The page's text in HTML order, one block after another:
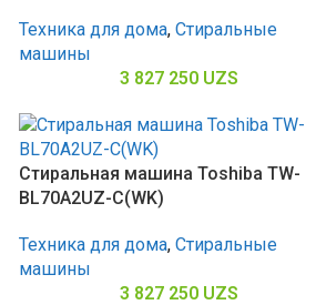
Техника для дома, Стиральные
машины
3 827 250 UZS
Стиральная машина Toshiba TW-
BL70A2UZ-C(WK)
Техника для дома, Стиральные
машины
3 827 250 UZS